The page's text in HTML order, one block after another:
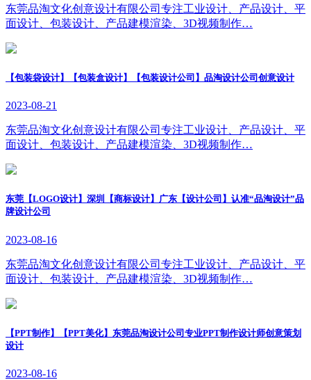
东莞品淘文化创意设计有限公司专注工业设计、产品设计、平
面设计、包装设计、产品建模渲染、3D视频制作…
【包装袋设计】【包装盒设计】【包装设计公司】品淘设计公司创意设计
2023-08-21
东莞品淘文化创意设计有限公司专注工业设计、产品设计、平
面设计、包装设计、产品建模渲染、3D视频制作…
东莞【LOGO设计】深圳【商标设计】广东【设计公司】认准“品淘设计”品
牌设计公司
2023-08-16
东莞品淘文化创意设计有限公司专注工业设计、产品设计、平
面设计、包装设计、产品建模渲染、3D视频制作…
【PPT制作】【PPT美化】东莞品淘设计公司专业PPT制作设计师创意策划
设计
2023-08-16